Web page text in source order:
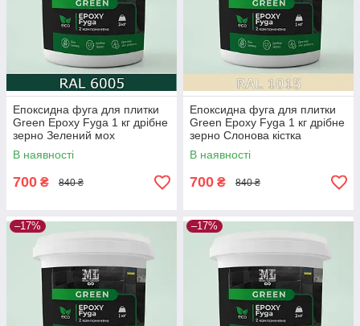
Епоксидна фуга для плитки
Green Epoxy Fyga 1 кг дрібне
зерно Зелений мох
В наявності
700 ₴ 840 ₴
Епоксидна фуга для плитки
Green Epoxy Fyga 1 кг дрібне
зерно Слонова кістка
В наявності
700 ₴ 840 ₴
–17% –17%